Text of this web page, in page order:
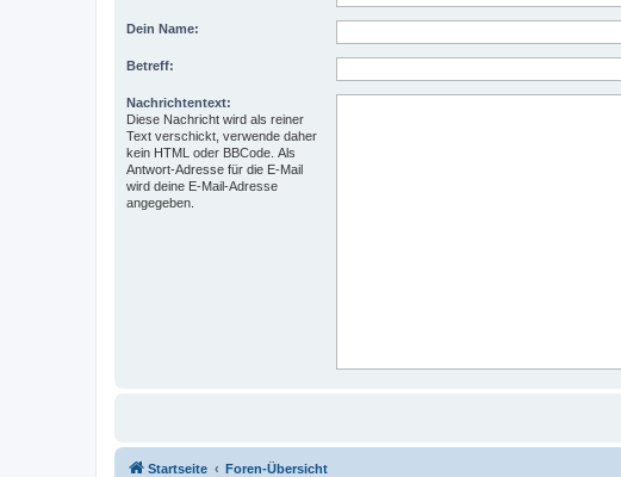
Dein Name:
Betreff:
Nachrichtentext:
Diese Nachricht wird als reiner
Text verschickt, verwende daher
kein HTML oder BBCode. Als
Antwort-Adresse für die E-Mail
wird deine E-Mail-Adresse
angegeben.
Startseite Foren-Übersicht